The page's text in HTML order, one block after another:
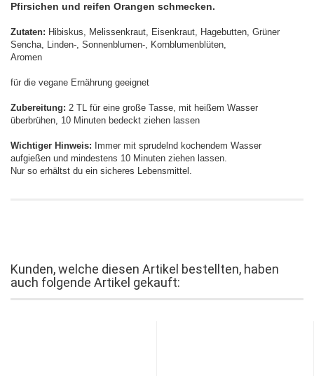
Pfirsichen und reifen Orangen schmecken.
Zutaten: Hibiskus, Melissenkraut, Eisenkraut, Hagebutten, Grüner
Sencha, Linden-, Sonnenblumen-, Kornblumenblüten,
Aromen
für die vegane Ernährung geeignet
Zubereitung: 2 TL für eine große Tasse, mit heißem Wasser
überbrühen, 10 Minuten bedeckt ziehen lassen
Wichtiger Hinweis: Immer mit sprudelnd kochendem Wasser
aufgießen und mindestens 10 Minuten ziehen lassen.
Nur so erhältst du ein sicheres Lebensmittel.
Kunden, welche diesen Artikel bestellten, haben
auch folgende Artikel gekauft: